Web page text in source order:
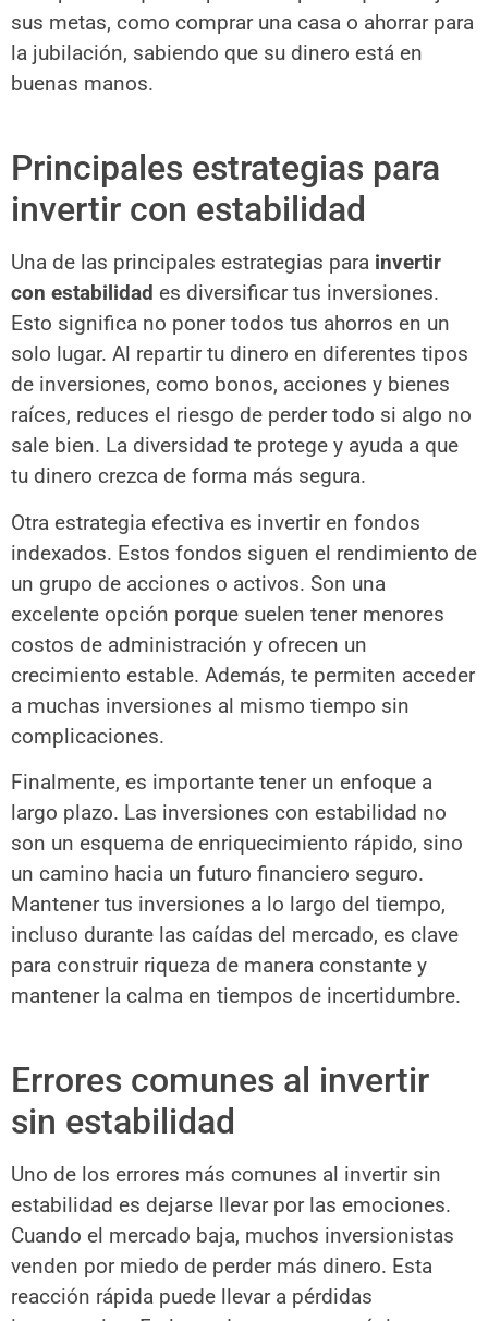
sus metas, como comprar una casa o ahorrar para
la jubilación, sabiendo que su dinero está en
buenas manos.
Principales estrategias para
invertir con estabilidad
Una de las principales estrategias para invertir
con estabilidad es diversificar tus inversiones.
Esto significa no poner todos tus ahorros en un
solo lugar. Al repartir tu dinero en diferentes tipos
de inversiones, como bonos, acciones y bienes
raíces, reduces el riesgo de perder todo si algo no
sale bien. La diversidad te protege y ayuda a que
tu dinero crezca de forma más segura.
Otra estrategia efectiva es invertir en fondos
indexados. Estos fondos siguen el rendimiento de
un grupo de acciones o activos. Son una
excelente opción porque suelen tener menores
costos de administración y ofrecen un
crecimiento estable. Además, te permiten acceder
a muchas inversiones al mismo tiempo sin
complicaciones.
Finalmente, es importante tener un enfoque a
largo plazo. Las inversiones con estabilidad no
son un esquema de enriquecimiento rápido, sino
un camino hacia un futuro financiero seguro.
Mantener tus inversiones a lo largo del tiempo,
incluso durante las caídas del mercado, es clave
para construir riqueza de manera constante y
mantener la calma en tiempos de incertidumbre.
Errores comunes al invertir
sin estabilidad
Uno de los errores más comunes al invertir sin
estabilidad es dejarse llevar por las emociones.
Cuando el mercado baja, muchos inversionistas
venden por miedo de perder más dinero. Esta
reacción rápida puede llevar a pérdidas